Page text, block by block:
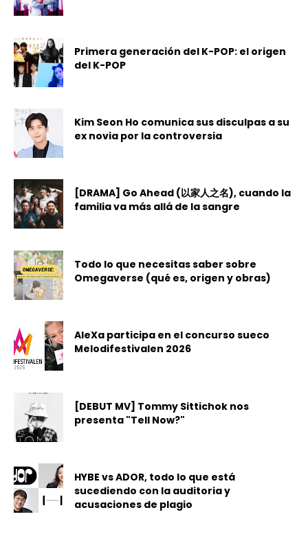
Primera generación del K-POP: el origen
del K-POP
Kim Seon Ho comunica sus disculpas a su
ex novia por la controversia
[DRAMA] Go Ahead (以家人之名), cuando la
familia va más allá de la sangre
Todo lo que necesitas saber sobre
Omegaverse (qué es, origen y obras)
AleXa participa en el concurso sueco
Melodifestivalen 2026
[DEBUT MV] Tommy Sittichok nos
presenta "Tell Now?"
HYBE vs ADOR, todo lo que está
sucediendo con la auditoria y
acusaciones de plagio